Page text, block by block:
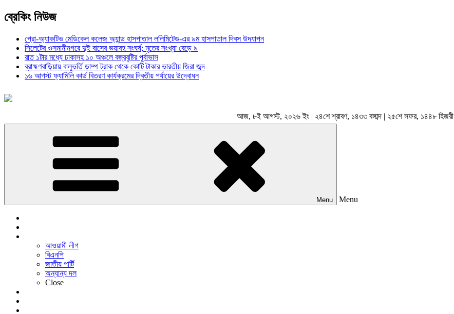
ব্রেকিং নিউজ
প্রো-অ্যাকটিভ মেডিকেল কলেজ অ্যান্ড হাসপাতাল ললিমিটেড-এর ৯ম হাসপাতাল দিবস উদযাপন
সিলেটের ওসমানীনগরে দুই বাসের ভয়াবহ সংঘর্ষ; মৃতের সংখ্যা বেড়ে ৯
রাত ১টার মধ্যে ঢাকাসহ ১০ অঞ্চলে বজ্রবৃষ্টির পূর্বাভাস
ব্রাহ্মণবাড়িয়ায় বালুভর্তি ডাম্প ট্রাক থেকে কোটি টাকার ভারতীয় জিরা জব্দ
১৬ আগস্ট ফ্যামিলি কার্ড বিতরণ কার্যক্রমের দ্বিতীয় পর্যায়ের উদ্বোধন
আজ, ৮ই আগস্ট, ২০২৬ ইং | ২৪শে শ্রাবণ, ১৪৩৩ বঙ্গাব্দ | ২৫শে সফর, ১৪৪৮ হিজরী
Menu Menu
আওয়ামী লীগ
বিএনপি
জাতীয় পার্টি
অন্যান্য দল
Close